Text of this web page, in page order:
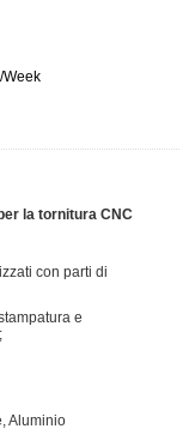
Week
la tornitura CNC
con parti di
e
Aluminio